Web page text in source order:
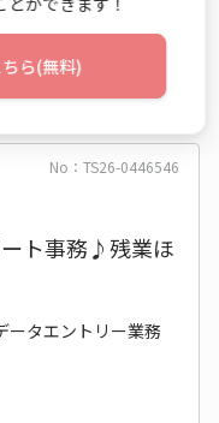
エントリー
No：TS26-0446546
ート事務♪残業ほ
ータエントリー業務
ら(無料)